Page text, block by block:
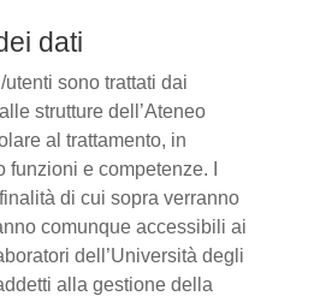
dati
utenti sono trattati dai
strutture dell’Ateneo
al trattamento, in
e competenze. I
di cui sopra verranno
comunque accessibili ai
dell’Università degli
alla gestione della